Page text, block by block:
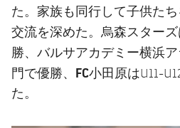
た。家族も同行して子供た
交流を深めた。 烏森スターズ
勝、 バルサアカデミー横浜
門で優勝、 FC小田原はU11-
た。